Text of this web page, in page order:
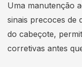
Uma manutenção
sinais precoces de
do cabeçote,
corretivas antes